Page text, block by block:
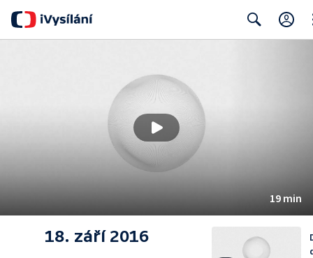
19 min
18. září 2016